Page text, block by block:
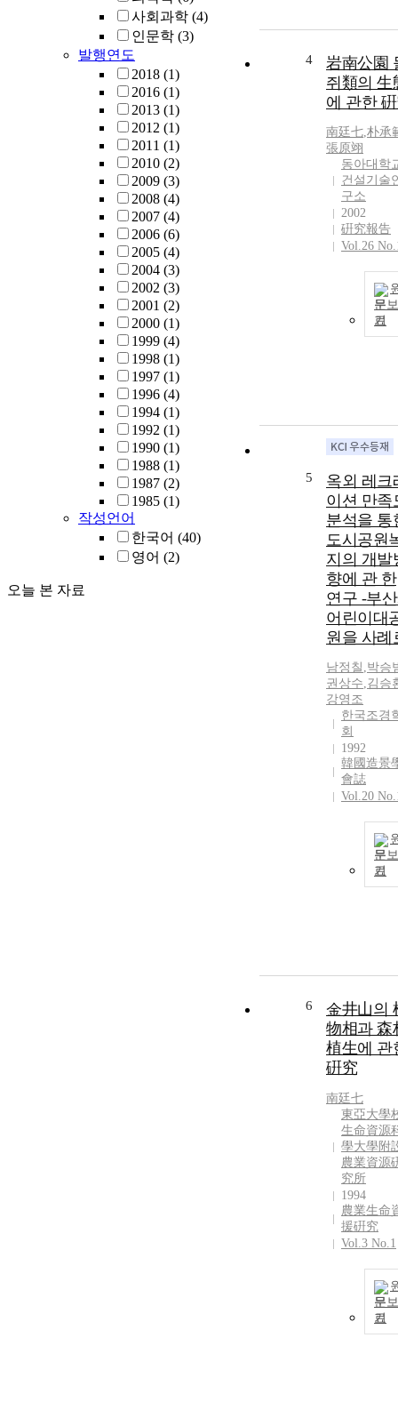
사회과학 (4)
인문학 (3)
발행연도
2018 (1)
2016 (1)
2013 (1)
2012 (1)
2011 (1)
2010 (2)
2009 (3)
2008 (4)
2007 (4)
2006 (6)
2005 (4)
2004 (3)
2002 (3)
2001 (2)
2000 (1)
1999 (4)
1998 (1)
1997 (1)
1996 (4)
1994 (1)
1992 (1)
1990 (1)
1988 (1)
1987 (2)
1985 (1)
작성언어
한국어 (40)
영어 (2)
오늘 본 자료
4
岩南公園
쥐類의 生
에 관한
南廷七,朴承
張原翊
동아대학
건설기술
구소
2002
硏究報告
Vol.26
문보
기
5
옥외 레크
이션 만족
분석을 통
도시공원
지의 개발
향에 관 한
연구 -부
어린이대
원을 사례
남정칠 ,박승
권상수,김승
강영조
한국조경
회
1992
韓國造景
會誌
Vol.20
문보
기
6
金井山의
物相과 森
植生에 관
硏究
南廷七
東亞大學
生命資源
學大學附
農業資源
究所
1994
農業生命
援硏究
Vol.3 No.1
문보
기